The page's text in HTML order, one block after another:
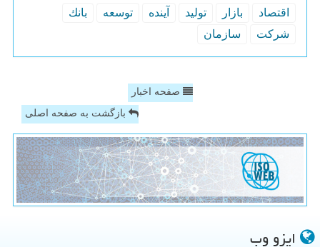
اقتصاد بازار تولید آینده توسعه
بانك
شركت
سازمان
صفحه اخبار
بازگشت به صفحه اصلی
ایزو وب